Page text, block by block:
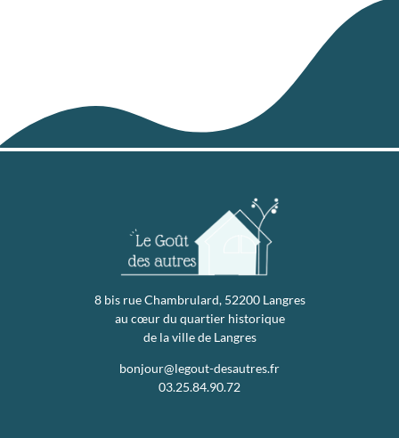
8 bis rue Chambrulard, 52200 Langres
au cœur du quartier historique
de la ville de Langres
bonjour@legout-desautres.fr
03.25.84.90.72